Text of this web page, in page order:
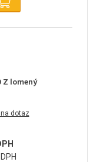
Z lomený
dotaz